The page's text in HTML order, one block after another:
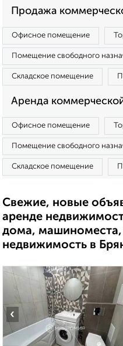
Продажа
Офисное помещение
Помещение свободного
Складское помещение
Аренда
Офисное помещение
Помещение свободного
Складское помещение
Свежие, новые
аренде
дома,
недвижимость в
‹